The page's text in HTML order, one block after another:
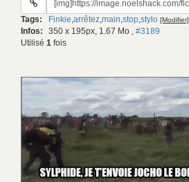
gif:
Tags: Finkie,arrêtez,main,stop,stylo [Modifier]
Infos: 350 x 195px, 1.67 Mo , #3189
Utilisé 1 fois